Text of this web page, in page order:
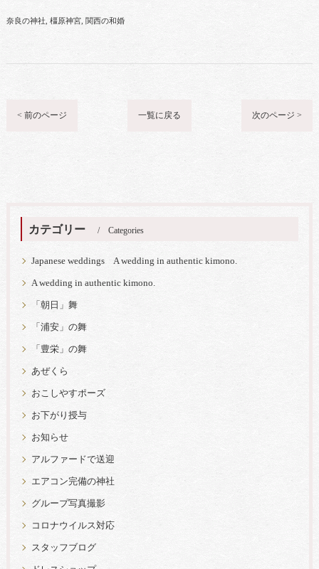
奈良の神社 橿原神宮 関西の和婚
< 前のページ 一覧に戻る 次のページ >
カテゴリー Categories
Japanese weddings A wedding in authentic kimono.
A wedding in authentic kimono.
「朝日」舞
「浦安」の舞
「豊栄」の舞
あぜくら
おこしやすポーズ
お下がり授与
お知らせ
アルファードで送迎
エアコン完備の神社
グループ写真撮影
コロナウイルス対応
スタッフブログ